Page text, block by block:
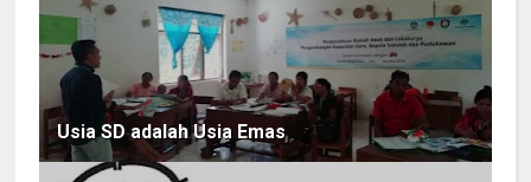
Usia SD adalah Usia Emas